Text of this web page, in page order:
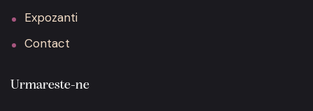
Expozanti
Contact
Urmareste-ne